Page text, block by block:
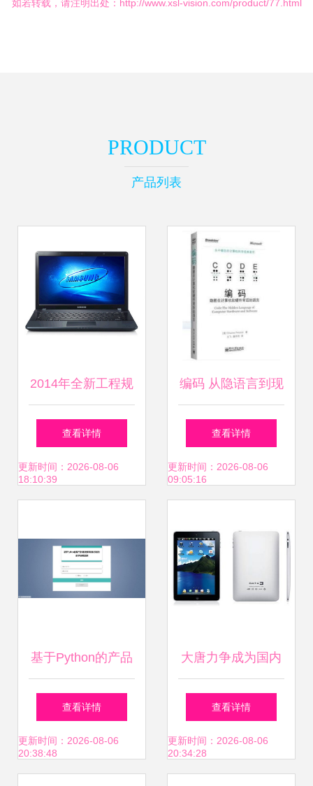
如若转载，请注明出处：http://www.xsl-vision.com/product/77.html
PRODUCT
产品列表
2014年全新工程规
化 阿里时代高科远
程控制方案全景透
查看详情
更新时间：2026-08-06
18:10:39
编码 从隐语言到现
代软硬件的华丽交
响
查看详情
更新时间：2026-08-06
09:05:16
基于Python的产品
销售数据可视化大
屏与仓库进销存系
查看详情
更新时间：2026-08-06
20:38:48
大唐力争成为国内
平板电脑领导品
牌，聚焦计算机软
查看详情
更新时间：2026-08-06
20:34:28